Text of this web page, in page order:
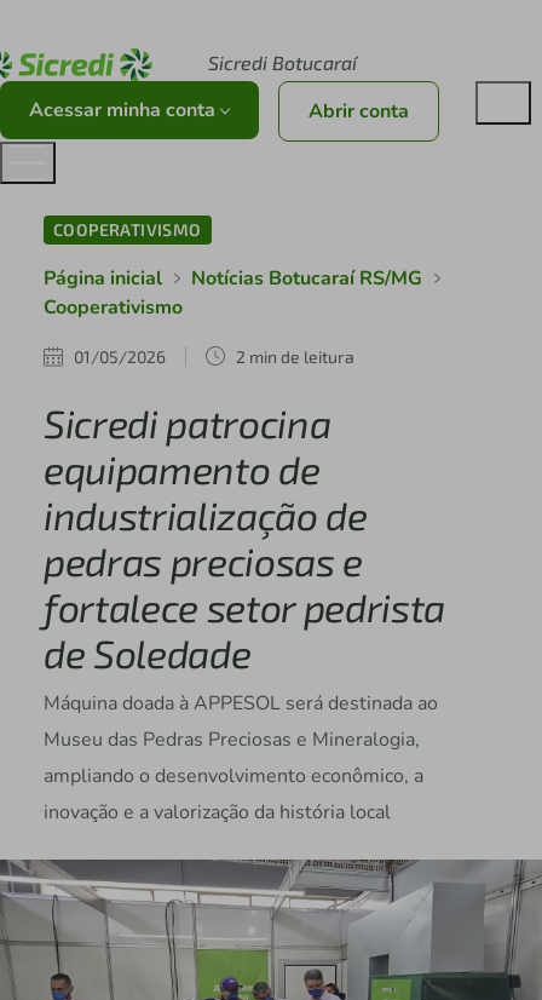
Sicredi Botucaraí
Acessar minha conta Abrir conta
COOPERATIVISMO
Página inicial
Notícias Botucaraí RS/MG
Cooperativismo
01/05/2026 2 min de leitura
Sicredi patrocina
equipamento de
industrialização de
pedras preciosas e
fortalece setor pedrista
de Soledade
Máquina doada à APPESOL será destinada ao
Museu das Pedras Preciosas e Mineralogia,
ampliando o desenvolvimento econômico, a
inovação e a valorização da história local